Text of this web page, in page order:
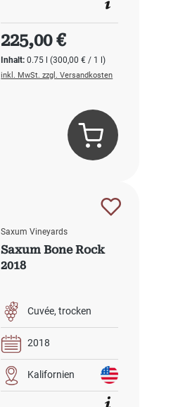
Inhalt:0.75 l(300,00 € / 1 l)
Regulärer Preis:
225,00 €
inkl. MwSt. zzgl. Versandkosten
Saxum Vineyards
Saxum Bone Rock
2018
Cuvée trocken
2018
Kalifornien